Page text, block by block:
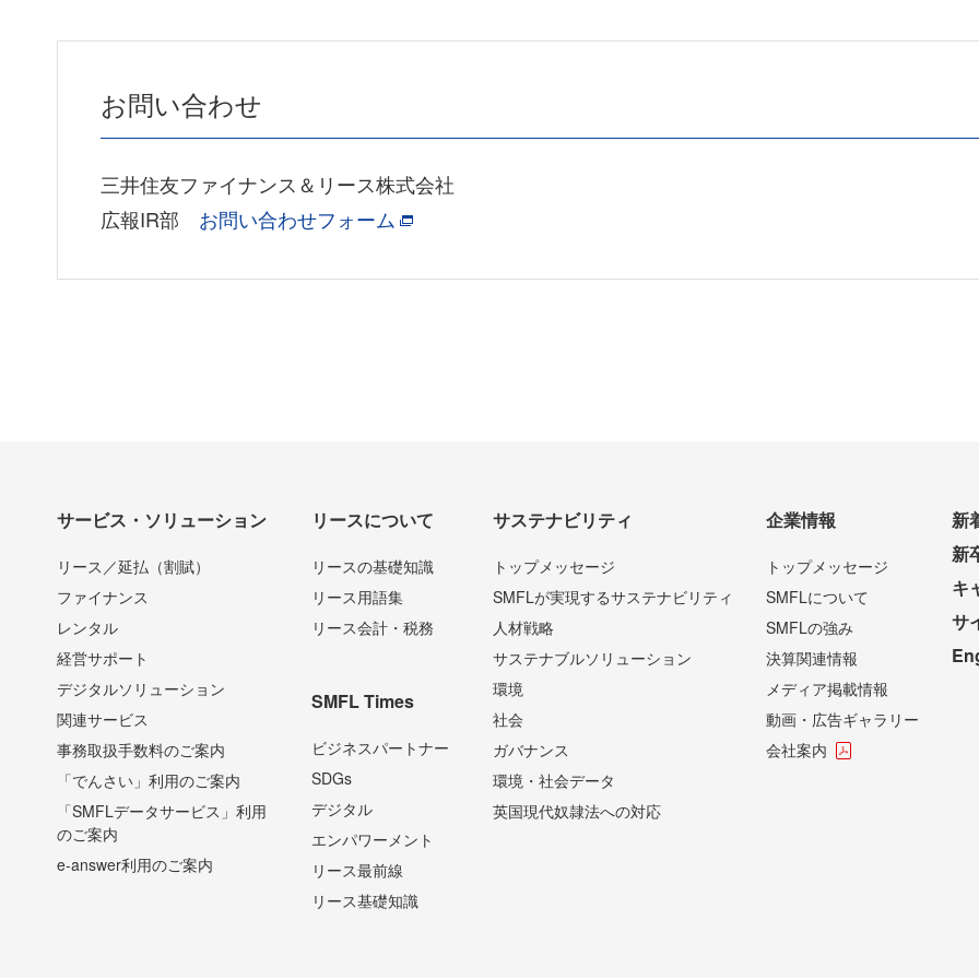
お問い合わせ
三井住友ファイナンス＆リース株式会社
広報IR部 お問い合わせフォーム
サービス・ソリューション
リース／延払（割賦）
ファイナンス
レンタル
経営サポート
デジタルソリューション
関連サービス
事務取扱手数料のご案内
「でんさい」利用のご案内
「SMFLデータサービス」利⽤
のご案内
e-answer利用のご案内
リースについて
リースの基礎知識
リース用語集
リース会計・税務
SMFL Times
ビジネスパートナー
SDGs
デジタル
エンパワーメント
リース最前線
リース基礎知識
サステナビリティ
トップメッセージ
SMFLが実現するサステナビリティ
人材戦略
サステナブルソリューション
環境
社会
ガバナンス
環境・社会データ
英国現代奴隷法への対応
企業情報
トップメッセージ
SMFLについて
SMFLの強み
決算関連情報
メディア掲載情報
動画・広告ギャラリー
会社案内
新
新
キ
サ